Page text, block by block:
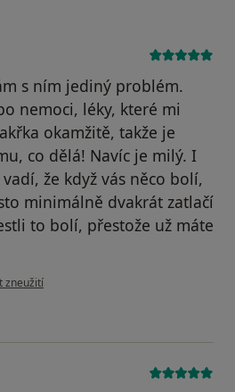
s ním jediný problém.
nemoci, léky, které mi
okamžitě, takže je
co dělá! Navíc je milý. I
že když vás něco bolí,
minimálně dvakrát zatlačí
to bolí, přestože už máte
uživatele Pacient
zneužití